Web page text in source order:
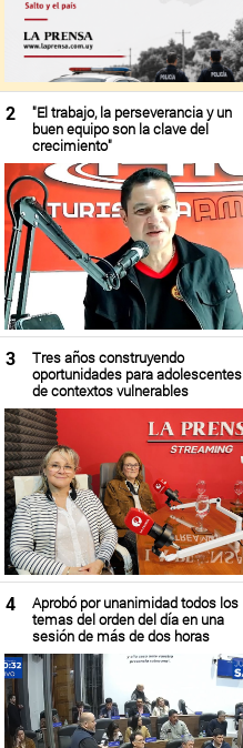
2
"El trabajo, la perseverancia y un
buen equipo son la clave del
crecimiento"
3
Tres años construyendo
oportunidades para adolescentes
de contextos vulnerables
4
Aprobó por unanimidad todos los
temas del orden del día en una
sesión de más de dos horas